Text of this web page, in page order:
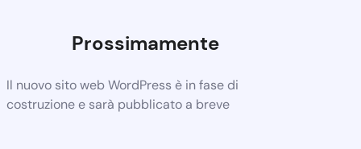
Prossimamente
Il nuovo sito web WordPress è in fase di
costruzione e sarà pubblicato a breve